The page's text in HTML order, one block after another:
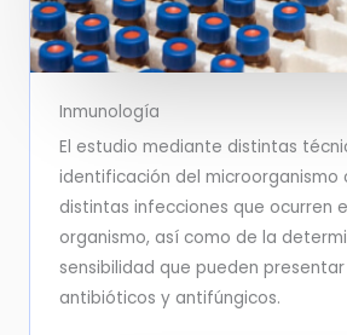
Inmunología
El estudio mediante distintas
identificación del microorganismo
distintas infecciones que ocurren
organismo, así como de la
sensibilidad que pueden
antibióticos y antifúngicos.